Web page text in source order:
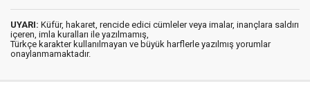
UYARI: Küfür, hakaret, rencide edici cümleler veya imalar, inançlara saldırı
içeren, imla kuralları ile yazılmamış,
Türkçe karakter kullanılmayan ve büyük harflerle yazılmış yorumlar
onaylanmamaktadır.